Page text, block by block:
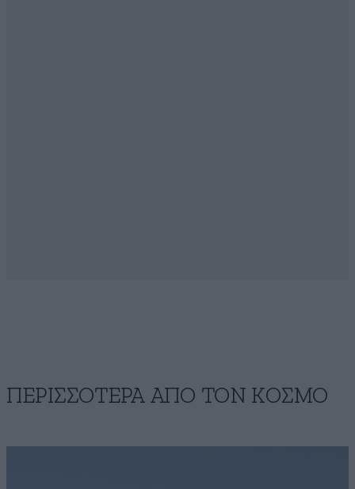
ΠΕΡΙΣΣΟΤΕΡΑ ΑΠΟ ΤΟΝ ΚΟΣΜΟ